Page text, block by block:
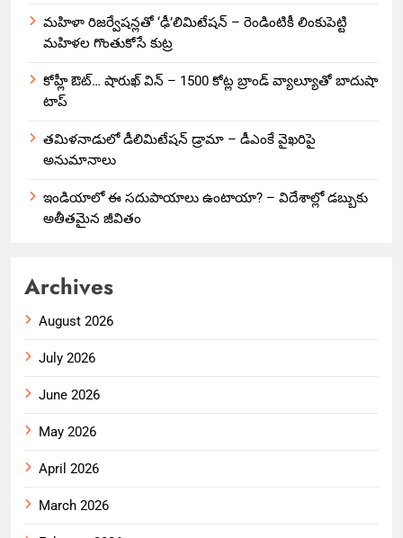
మహిళా రిజర్వేషన్లతో ‘ఢీ’లిమిటేషన్ – రెండింటికీ లింకుపెట్టి
మహిళల గొంతుకోసే కుట్ర
కోహ్లీ ఔట్… షారుఖ్ విన్ – 1500 కోట్ల బ్రాండ్ వ్యాల్యూతో బాదుషా
టాప్
తమిళనాడులో డీలిమిటేషన్ డ్రామా – డీఎంకే వైఖరిపై
అనుమానాలు
ఇండియాలో‌ ఈ సదుపాయాలు ఉంటాయా? – విదేశాల్లో డబ్బుకు
అతీతమైన జీవితం
Archives
August 2026
July 2026
June 2026
May 2026
April 2026
March 2026